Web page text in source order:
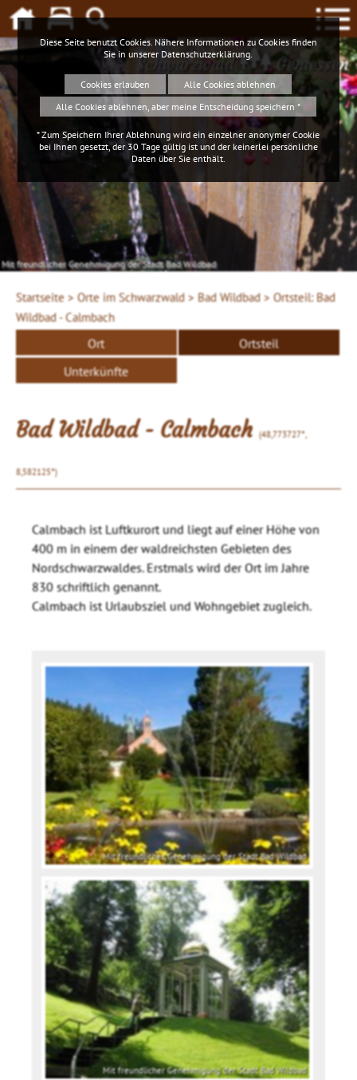
Schwarzwald Geniessen
Mit freundlicher Genehmigung der Stadt Bad Wildbad
Startseite > Orte im Schwarzwald > Bad Wildbad >Ortsteil: Bad
Wildbad - Calmbach
Ort
Ortsteil
Unterkünfte
Bad Wildbad - Calmbach(48,773727°,
8,582125°)
Calmbach ist Luftkurort und liegt auf einer Höhe von
400 m in einem der waldreichsten Gebieten des
Nordschwarzwaldes. Erstmals wird der Ort im Jahre
830 schriftlich genannt.
Calmbach ist Urlaubsziel und Wohngebiet zugleich.
Mit freundlicher Genehmigung der Stadt Bad Wildbad
Mit freundlicher Genehmigung der Stadt Bad Wildbad
Diese Seite benutzt Cookies. Nähere Informationen zu Cookies finden
Sie in unserer Datenschutzerklärung
Cookies erlauben
Alle Cookies ablehnen
Alle Cookies ablehnen, aber meine Entscheidung speichern *
* Zum Speichern Ihrer Ablehnung wird ein einzelner anonymer Cookie
bei Ihnen gesetzt, der 30 Tage gültig ist und der keinerlei persönliche
Daten über Sie enthält.